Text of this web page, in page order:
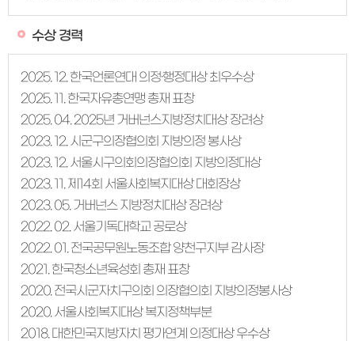
수상 경력
2025. 12. 한국언론연대 의정·행정대상 최우수상
2025. 11. 한국자유총연맹 총재 표창
2025. 04. 2025년 거버넌스지방정치대상 장려상
2023. 12. 시군구의장협의회 지방의정 봉사상
2023. 12. 서울시구의회의장협의회 지방의정대상
2023. 11. 제14회 서울사회복지대상 대회장상
2023. 05. 거버넌스 지방정치대상 장려상
2022. 02. 서울기독대학교 공로상
2022. 01. 전국공무원노동조합 양천구지부 감사장
2021. 한국청소년육성회 총재 표창
2020. 전국시군자치구의회 의장협의회 지방의정봉사상
2020. 서울사회복지대상 복지정책부분
2018. 대한민국지방자치 평가연계 의정대상 우수상